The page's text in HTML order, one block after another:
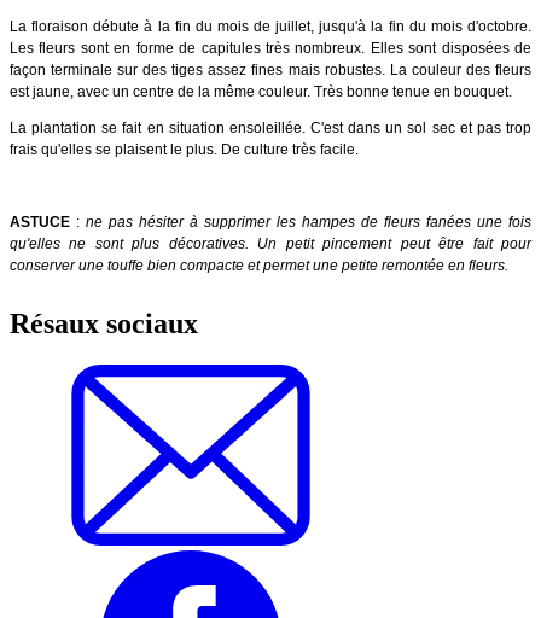
La floraison débute à la fin du mois de juillet, jusqu'à la fin du mois d'octobre.
Les fleurs sont en forme de capitules très nombreux. Elles sont disposées de
façon terminale sur des tiges assez fines mais robustes. La couleur des fleurs
est jaune, avec un centre de la même couleur. Très bonne tenue en bouquet.
La plantation se fait en situation ensoleillée. C'est dans un sol sec et pas trop
frais qu'elles se plaisent le plus. De culture très facile.
ASTUCE : ne pas hésiter à supprimer les hampes de fleurs fanées une fois
qu'elles ne sont plus décoratives. Un petit pincement peut être fait pour
conserver une touffe bien compacte et permet une petite remontée en fleurs.
Résaux sociaux